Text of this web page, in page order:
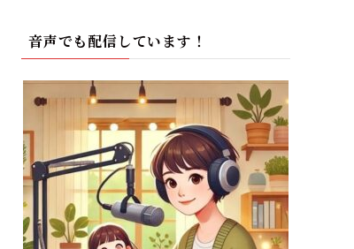
音声でも配信しています！